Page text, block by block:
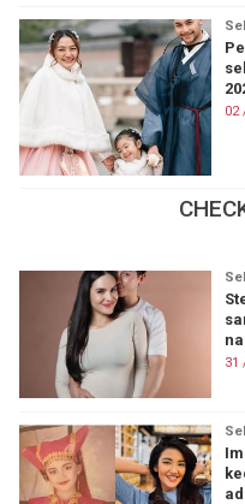
© 2026 Brilio.net KLY
02
31